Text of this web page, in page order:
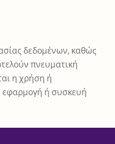
δεδομένων, καθώς
πνευματική
η χρήση ή
εφαρμογή ή συσκευή